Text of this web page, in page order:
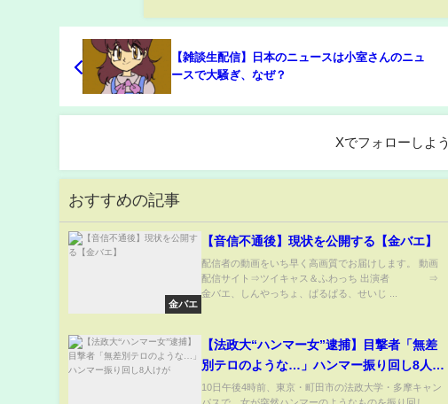
【雑談生配信】日本のニュースは小室さんのニュ
ースで大騒ぎ、なぜ？
Xでフォローしよう
おすすめの記事
金バエ
【音信不通後】現状を公開する【金バエ】
配信者の動画をいち早く高画質でお届けします。 動画
配信サイト⇒ツイキャス＆ふわっち 出演者 ⇒
金バエ、しんやっちょ、ぱるぱる、せいじ ...
【法政大“ハンマー女”逮捕】目撃者「無差
別テロのような…」ハンマー振り回し8人け
が
10日午後4時前、東京・町田市の法政大学・多摩キャン